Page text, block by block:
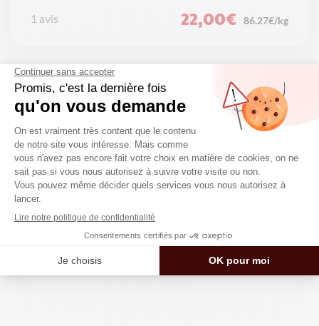
22,00€ 86.27€/kg
1 avis
← 1 … 8 9 10 12 13
→